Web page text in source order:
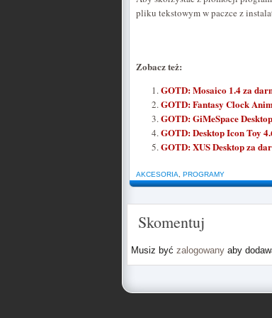
pliku tekstowym w paczce z
Zobacz też:
GOTD: Mosaico 1.4 za
GOTD: Fantasy Clock
GOTD: GiMeSpace
GOTD: Desktop Icon Toy
GOTD: XUS Desktop za
AKCESORIA PROGRAMY
Skomentuj
Musiz być zalogowany aby